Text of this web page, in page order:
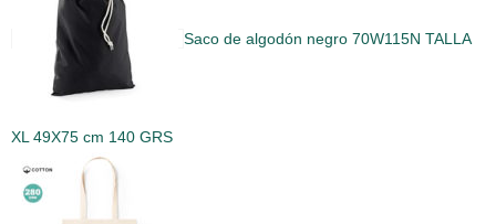
Saco de algodón negro 70W115N TALLA
XL 49X75 cm 140 GRS